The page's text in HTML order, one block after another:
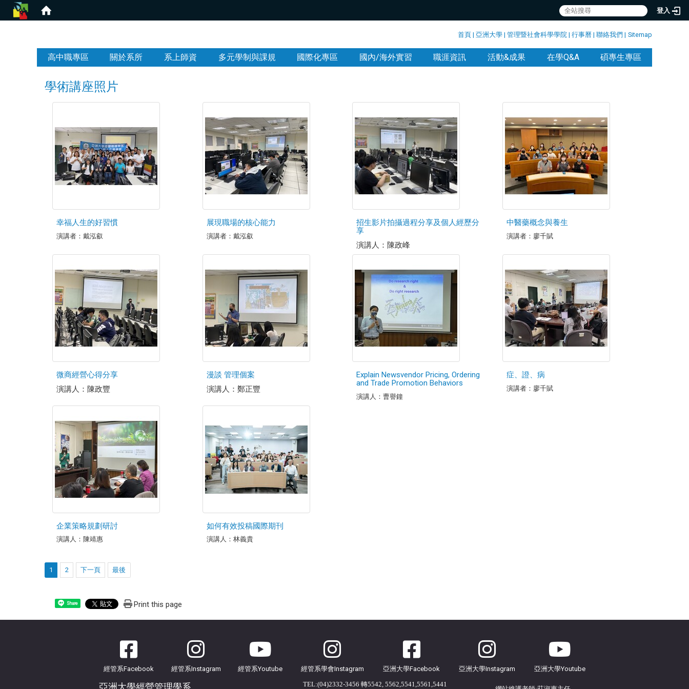
登入
首頁 | 亞洲大學 | 管理暨社會科學學院 | 行事曆 | 聯絡我們 | Sitemap
高中職專區 關於系所 系上師資 多元學制與課規 國際化專區 國內/海外實習 職涯資訊 活動&成果 在學Q&A 碩專生專區
學術講座照片
幸福人生的好習慣
演講者：戴泓叡
展現職場的核心能力
演講者：戴泓叡
招生影片拍攝過程分享及個人經歷分
享
演講人：陳政峰
中醫藥概念與養生
演講者：廖千賦
微商經營心得分享
演講人：陳政豐
漫談 管理個案
演講人：鄭正豐
Explain Newsvendor Pricing, Ordering
and Trade Promotion Behaviors
演講人：曹譽鐘
症、證、病
演講者：廖千賦
企業策略規劃研討
演講人：陳靖惠
如何有效投稿國際期刊
演講人：林義貴
1 2 下一頁 最後
Share Print this page
經管系Facebook 經管系Instagram 經管系Youtube 經管系學會Instagram 亞洲大學Facebook 亞洲大學Instagram 亞洲大學Youtube
亞洲大學經營管理學系 TEL:(04)2332-3456 轉5542, 5562,5541,5561,5441